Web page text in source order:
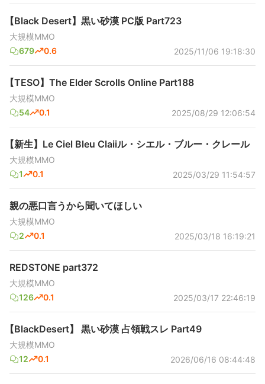
【Black Desert】黒い砂漠 PC版 Part723
大規模MMO
679
0.6 2025/11/06 19:18:30
【TESO】The Elder Scrolls Online Part188
大規模MMO
54
0.1 2025/08/29 12:06:54
【新生】Le Ciel Bleu Claiiル・シエル・ブルー・クレール
大規模MMO
1
0.1 2025/03/29 11:54:57
親の悪口言うから聞いてほしい
大規模MMO
2
0.1 2025/03/18 16:19:21
REDSTONE part372
大規模MMO
126
0.1 2025/03/17 22:46:19
【BlackDesert】 黒い砂漠 占領戦スレ Part49
大規模MMO
12
0.1 2026/06/16 08:44:48